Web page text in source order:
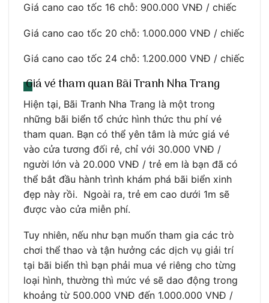
Giá cano cao tốc 16 chỗ: 900.000 VNĐ / chiếc
Giá cano cao tốc 20 chỗ: 1.000.000 VNĐ / chiếc
Giá cano cao tốc 24 chỗ: 1.200.000 VNĐ / chiếc
Giá vé tham quan Bãi Tranh Nha Trang
Hiện tại, Bãi Tranh Nha Trang là một trong
những bãi biển tổ chức hình thức thu phí vé
tham quan. Bạn có thể yên tâm là mức giá vé
vào cửa tương đối rẻ, chỉ với 30.000 VNĐ /
người lớn và 20.000 VNĐ / trẻ em là bạn đã có
thể bắt đầu hành trình khám phá bãi biển xinh
đẹp này rồi. Ngoài ra, trẻ em cao dưới 1m sẽ
được vào cửa miễn phí.
Tuy nhiên, nếu như bạn muốn tham gia các trò
chơi thể thao và tận hưởng các dịch vụ giải trí
tại bãi biển thì bạn phải mua vé riêng cho từng
loại hình, thường thì mức vé sẽ dao động trong
khoảng từ 500.000 VNĐ đến 1.000.000 VNĐ /